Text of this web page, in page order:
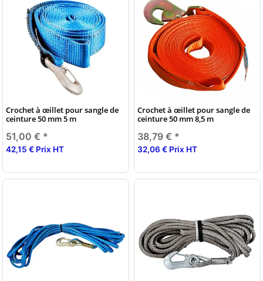
Crochet à œillet pour sangle de
ceinture 50 mm 5 m
51,00 € *
42,15 € Prix HT
Crochet à œillet pour sangle de
ceinture 50 mm 8,5 m
38,79 € *
32,06 € Prix HT